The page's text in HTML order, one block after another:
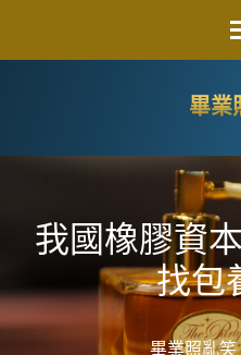
畢業
我國橡膠資
找包
畢業照亂笑